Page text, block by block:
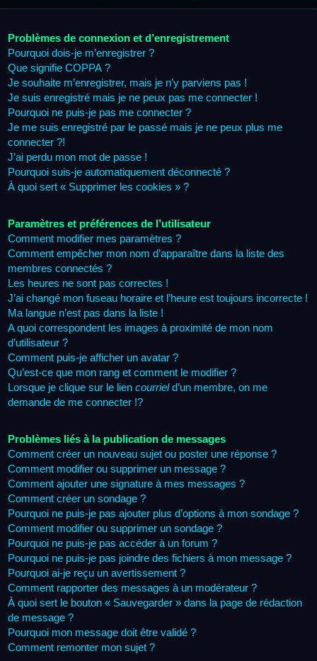
Problèmes de connexion et d’enregistrement
Pourquoi dois-je m’enregistrer ?
Que signifie COPPA ?
Je souhaite m’enregistrer, mais je n’y parviens pas !
Je suis enregistré mais je ne peux pas me connecter !
Pourquoi ne puis-je pas me connecter ?
Je me suis enregistré par le passé mais je ne peux plus me
connecter ?!
J’ai perdu mon mot de passe !
Pourquoi suis-je automatiquement déconnecté ?
À quoi sert « Supprimer les cookies » ?
Paramètres et préférences de l’utilisateur
Comment modifier mes paramètres ?
Comment empêcher mon nom d’apparaître dans la liste des
membres connectés ?
Les heures ne sont pas correctes !
J’ai changé mon fuseau horaire et l’heure est toujours incorrecte !
Ma langue n’est pas dans la liste !
A quoi correspondent les images à proximité de mon nom
d’utilisateur ?
Comment puis-je afficher un avatar ?
Qu’est-ce que mon rang et comment le modifier ?
Lorsque je clique sur le lien courrield’un membre, on me
demande de me connecter !?
Problèmes liés à la publication de messages
Comment créer un nouveau sujet ou poster une réponse ?
Comment modifier ou supprimer un message ?
Comment ajouter une signature à mes messages ?
Comment créer un sondage ?
Pourquoi ne puis-je pas ajouter plus d’options à mon sondage ?
Comment modifier ou supprimer un sondage ?
Pourquoi ne puis-je pas accéder à un forum ?
Pourquoi ne puis-je pas joindre des fichiers à mon message ?
Pourquoi ai-je reçu un avertissement ?
Comment rapporter des messages à un modérateur ?
À quoi sert le bouton « Sauvegarder » dans la page de rédaction
de message ?
Pourquoi mon message doit être validé ?
Comment remonter mon sujet ?